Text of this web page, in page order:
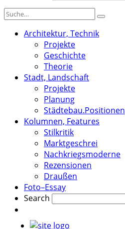
Architektur, Technik
Projekte
Geschichte
Theorie
Stadt, Landschaft
Projekte
Planung
Städtebau.Positionen
Kolumnen, Features
Stilkritik
Marktgeschrei
Nachkriegsmoderne
Rezensionen
Draußen
Foto–Essay
Search